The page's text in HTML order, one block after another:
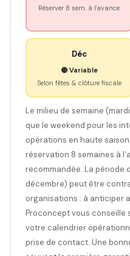
Réserver 8 sem. à l'avance
Déc
🟡 Variable
Selon fêtes & clôture fiscale
Le milieu de semaine
que le weekend pour les
opérations en haute
réservation 8 semaines à
recommandée. La période
décembre) peut être
organisations : à anticiper
Proconcept vous conseille
votre calendrier
prise de contact. Une